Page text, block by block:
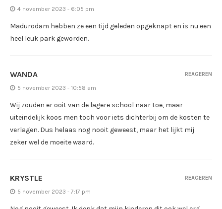
4 november 2023 - 6:05 pm
Madurodam hebben ze een tijd geleden opgeknapt en is nu een
heel leuk park geworden.
WANDA
5 november 2023 - 10:58 am
Wij zouden er ooit van de lagere school naar toe, maar
uiteindelijk koos men toch voor iets dichterbij om de kosten te
verlagen. Dus helaas nog nooit geweest, maar het lijkt mij
zeker wel de moeite waard.
REAGEREN
KRYSTLE
5 november 2023 - 7:17 pm
REAGEREN